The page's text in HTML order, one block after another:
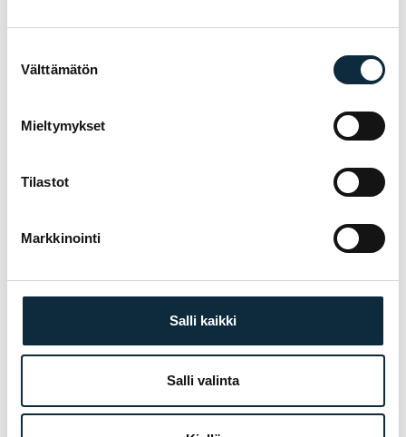
valinta
Välttämätön
Mieltymykset
Tilastot
Markkinointi
Salli kaikki
Salli valinta